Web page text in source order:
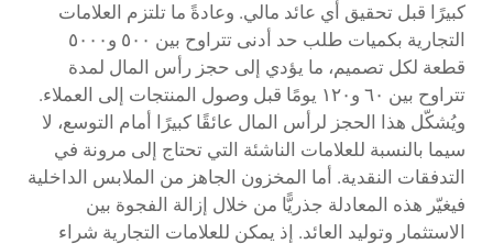
كبيرًا قبل تحقيق أي عائد مالي. وعادةً ما تلتزم العلامات
التجارية بكميات طلب حد أدنى تتراوح بين ٥٠٠ و٥٠٠٠
قطعة لكل تصميم، ما يؤدي إلى حجز رأس المال لمدة
تتراوح بين ٦٠ و١٢٠ يومًا قبل وصول المنتجات إلى العملاء.
ويُشكّل هذا الحجز لرأس المال عائقًا كبيرًا أمام التوسع، لا
سيما بالنسبة للعلامات الناشئة التي تحتاج إلى مرونة في
التدفقات النقدية. أما المخزون الجاهز من الملابس الداخلية
فيغيّر هذه المعادلة جذريًّا من خلال إزالة الفجوة بين
الاستثمار وتوليد العائد. إذ يمكن للعلامات التجارية شراء